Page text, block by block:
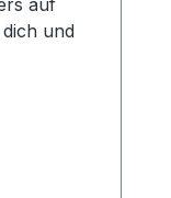
auf
und